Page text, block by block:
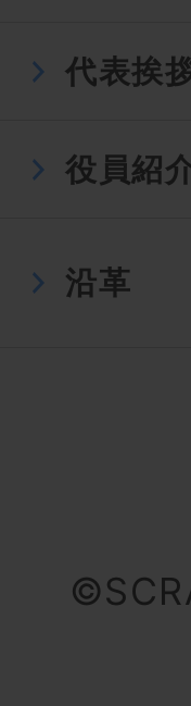
代表挨
役員紹
沿革